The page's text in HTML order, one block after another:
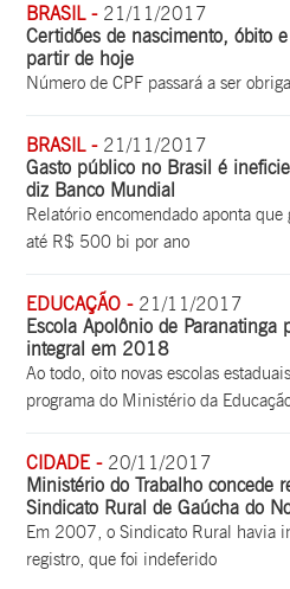
BRASIL - 21/11/2017
Certidões de nascimento, óbito
partir de hoje
Número de CPF passará a ser
BRASIL - 21/11/2017
Gasto público no Brasil é
diz Banco Mundial
Relatório encomendado aponta
até R$ 500 bi por ano
EDUCAÇÃO - 21/11/2017
Escola Apolônio de Paranatinga
integral em 2018
Ao todo, oito novas escolas
programa do Ministério da
CIDADE - 20/11/2017
Ministério do Trabalho concede
Sindicato Rural de Gaúcha do
Em 2007, o Sindicato Rural havia
registro, que foi indeferido